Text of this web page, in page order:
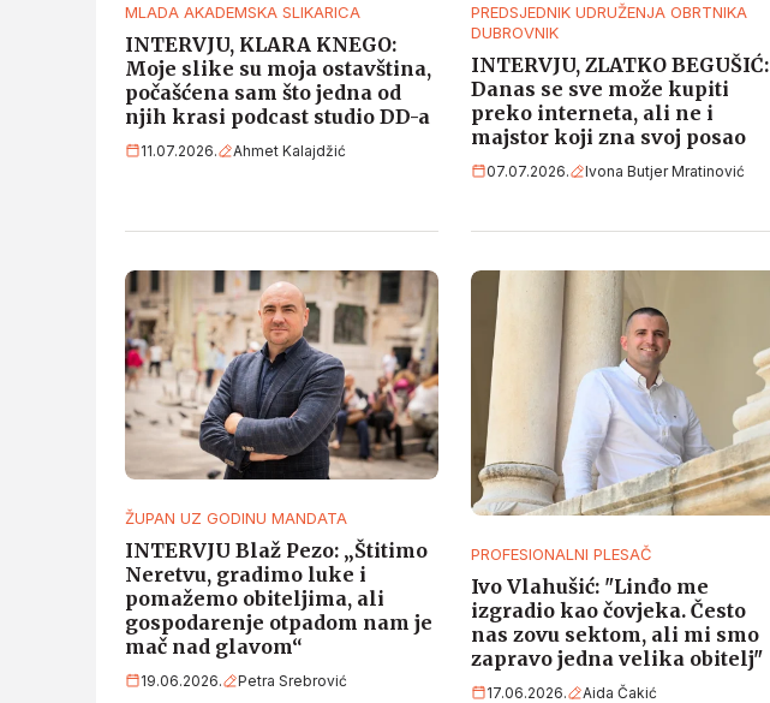
MLADA AKADEMSKA SLIKARICA
INTERVJU, KLARA KNEGO:
Moje slike su moja ostavština,
počašćena sam što jedna od
njih krasi podcast studio DD-a
11.07.2026. Ahmet Kalajdžić
PREDSJEDNIK UDRUŽENJA OBRTNIKA
DUBROVNIK
INTERVJU, ZLATKO BEGUŠIĆ:
Danas se sve može kupiti
preko interneta, ali ne i
majstor koji zna svoj posao
07.07.2026. Ivona Butjer Mratinović
ŽUPAN UZ GODINU MANDATA
INTERVJU Blaž Pezo: „Štitimo
Neretvu, gradimo luke i
pomažemo obiteljima, ali
gospodarenje otpadom nam je
mač nad glavom“
19.06.2026. Petra Srebrović
PROFESIONALNI PLESAČ
Ivo Vlahušić: "Linđo me
izgradio kao čovjeka. Često
nas zovu sektom, ali mi smo
zapravo jedna velika obitelj"
17.06.2026. Aida Čakić